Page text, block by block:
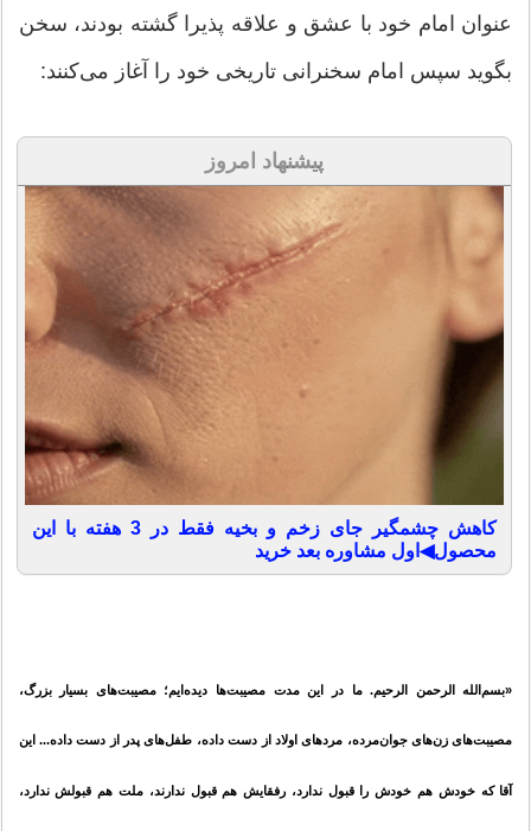
عنوان امام خود با عشق و علاقه پذیرا گشته بودند، سخن
بگوید سپس امام سخنرانی تاریخی خود را آغاز می‌کنند:
پیشنهاد امروز
کاهش چشمگیر جای زخم و بخیه فقط در 3 هفته با این
محصول◀اول مشاوره بعد خرید
«بسم‌الله الرحمن الرحیم. ما در این مدت مصیبت‌ها دیده‌ایم؛ مصیبت‌های بسیار بزرگ،
مصیبت‌های زن‌های جوان‌مرده، مردهای اولاد از دست داده، طفل‌های پدر از دست داده... این
آقا که خودش هم خودش را قبول ندارد، رفقایش هم قبول ندارند، ملت هم قبولش ندارد،